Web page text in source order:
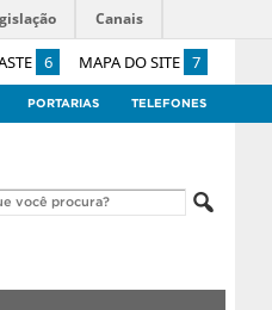
6 MAPA DO SITE 7
Canais
PORTARIAS TELEFONES